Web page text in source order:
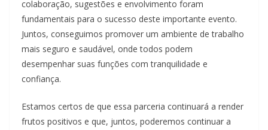
colaboração, sugestões e envolvimento foram
fundamentais para o sucesso deste importante evento.
Juntos, conseguimos promover um ambiente de trabalho
mais seguro e saudável, onde todos podem
desempenhar suas funções com tranquilidade e
confiança.
Estamos certos de que essa parceria continuará a render
frutos positivos e que, juntos, poderemos continuar a